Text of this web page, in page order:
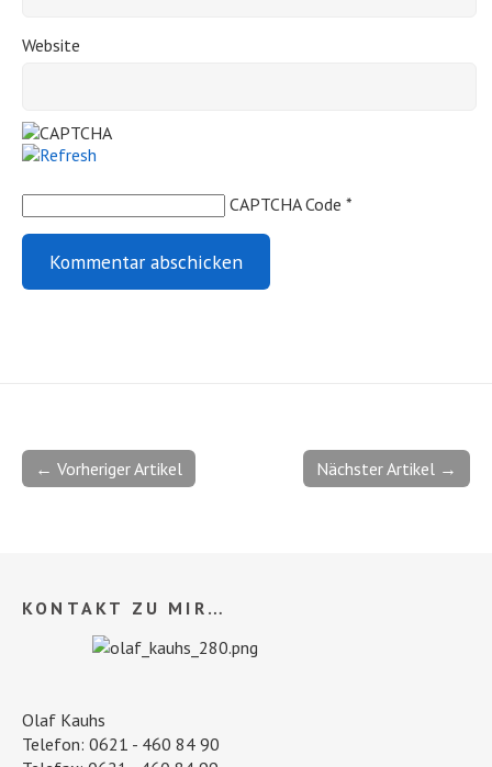
Website
CAPTCHA Code *
Nächster Artikel →
← Vorheriger Artikel
KONTAKT ZU MIR…
Olaf Kauhs
Telefon: 0621 - 460 84 90